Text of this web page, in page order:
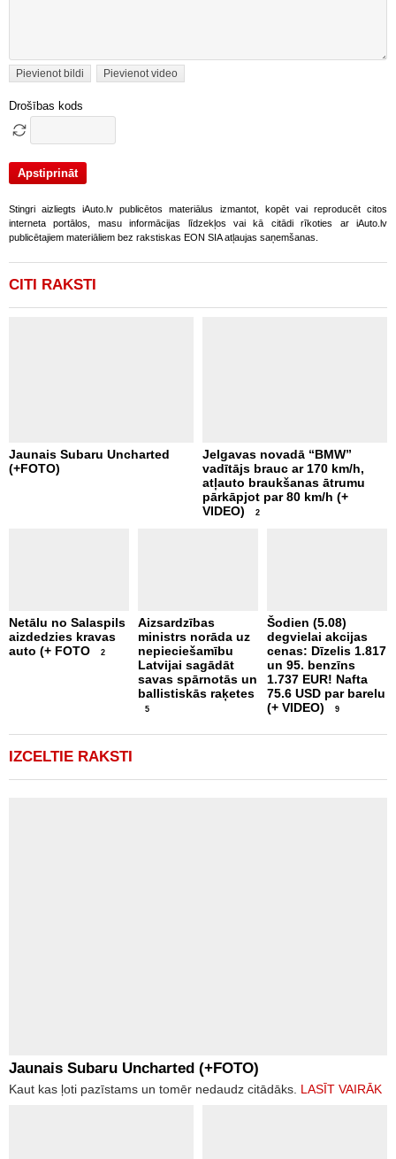
Pievienot bildi Pievienot video
Drošības kods
Stingri aizliegts iAuto.lv publicētos materiālus izmantot, kopēt vai reproducēt citos
interneta portālos, masu informācijas līdzekļos vai kā citādi rīkoties ar iAuto.lv
Jaunais Subaru Uncharted
(+FOTO)
Jelgavas novadā “BMW”
vadītājs brauc ar 170 km/h,
atļauto braukšanas ātrumu
pārkāpjot par 80 km/h (+
VIDEO)
Netālu no Salaspils
aizdedzies kravas
auto (+ FOTO
Aizsardzības
ministrs norāda uz
nepieciešamību
Latvijai sagādāt
savas spārnotās un
ballistiskās raķetes
Šodien (5.08)
degvielai akcijas
cenas: Dīzelis 1.817
un 95. benzīns
1.737 EUR! Nafta
75.6 USD par barelu
(+ VIDEO)
Jaunais Subaru Uncharted (+FOTO)
Kaut kas ļoti pazīstams un tomēr nedaudz citādāks.